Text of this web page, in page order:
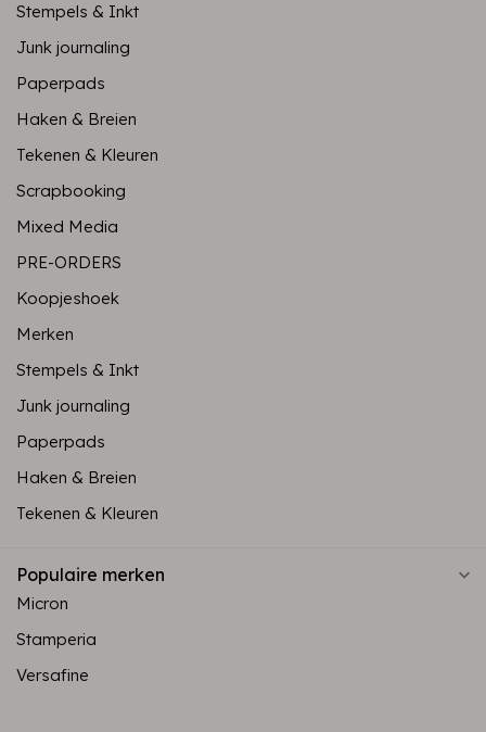
Stempels & Inkt
Junk journaling
Paperpads
Haken & Breien
Tekenen & Kleuren
Scrapbooking
Mixed Media
PRE-ORDERS
Koopjeshoek
Merken
Stempels & Inkt
Junk journaling
Paperpads
Haken & Breien
Tekenen & Kleuren
Populaire merken
Micron
Stamperia
Versafine